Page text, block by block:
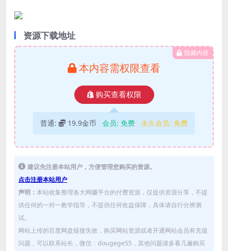
资源下载地址
隐藏内容
本内容需权限查看
购买查看权限
普通: 19.9金币 会员: 免费 永久会员: 免费
建议先注册本站用户，方便管理您购买的资源。
点击注册本站用户
声明： 本站收集整理各大网赚平台的付费资源，仅提供资源分享，不提
供任何的一对一教学指导，不提供任何收益保障，具体请自行分辨测
试。
网站上传的百度网盘链接失效，购买网站资源或者开通网站会员有充值
问题，可以联系站长，微信：dougege55，其他问题请多看几遍购买